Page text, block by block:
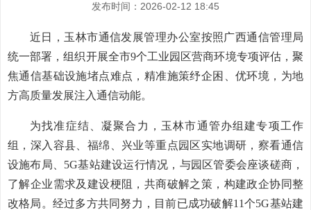
发布时间：2026-02-12 18:45
近日，玉林市通信发展管理办公室按照广西通信管理局
统一部署，组织开展全市9个工业园区营商环境专项评估，聚
焦通信基础设施堵点难点，精准施策纾企困、优环境，为地
方高质量发展注入通信动能。
为找准症结、凝聚合力，玉林市通管办组建专项工作
组，深入容县、福绵、兴业等重点园区实地调研，察看通信
设施布局、5G基站建设运行情况，与园区管委会座谈磋商，
了解企业需求及建设梗阻，共商破解之策，构建政企协同整
改格局。经过多方共同努力，目前已成功破解11个5G基站建